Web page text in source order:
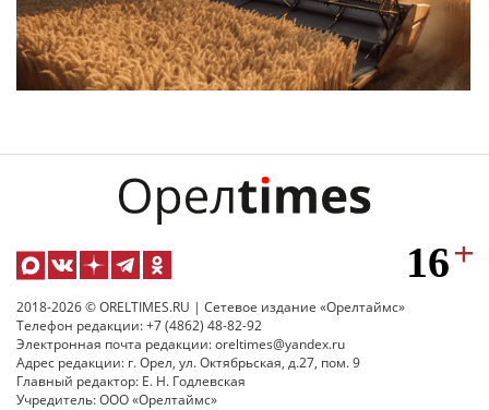
2018-2026 © ORELTIMES.RU | Сетевое издание «Орелтаймс»
Телефон редакции: +7 (4862) 48-82-92
Электронная почта редакции: oreltimes@yandex.ru
Адрес редакции: г. Орел, ул. Октябрьская, д.27, пом. 9
Главный редактор: Е. Н. Годлевская
Учредитель: ООО «Орелтаймс»